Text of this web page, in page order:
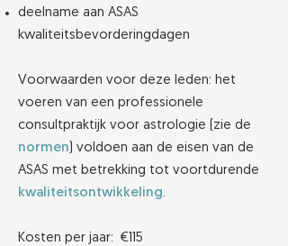
deelname aan ASAS
kwaliteitsbevorderingdagen
Voorwaarden voor deze leden: het
voeren van een professionele
consultpraktijk voor astrologie (zie de
normen) voldoen aan de eisen van de
ASAS met betrekking tot voortdurende
kwaliteitsontwikkeling.
Kosten per jaar: €115